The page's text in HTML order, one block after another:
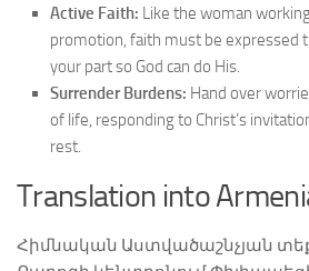
Active Faith: Like the woman
promotion, faith must be expressed
your part so God can do His.
Surrender Burdens: Hand over
of life, responding to Christ’s
rest.
Translation into
Հիմնական Աստվածաշնչյան